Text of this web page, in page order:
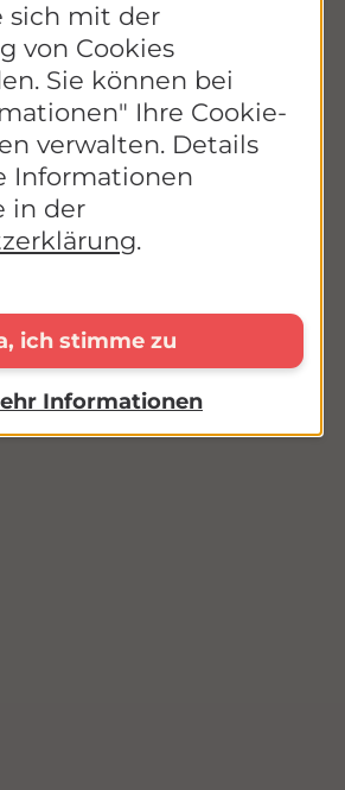
Alle weiteren VELA
sich auch an der Aktion
42, 18375 Prerow a.d.
prerow.de/
sich mit der
von Cookies
Sie können bei
Ihre Cookie-
verwalten. Details
Informationen
in der
.
ich stimme zu
Informationen